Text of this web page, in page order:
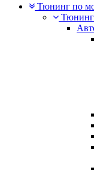
Тюнинг по
Тюнинг